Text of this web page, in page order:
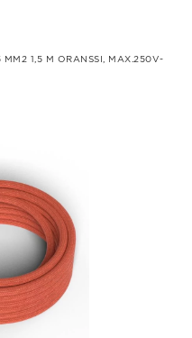
1,5 M ORANSSI, MAX.250V-